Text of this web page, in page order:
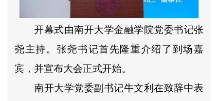
开幕式由南开大学金融学院党委书记张
尧主持。张尧书记首先隆重介绍了到场嘉
宾，并宣布大会正式开始。
南开大学党委副书记牛文利在致辞中表